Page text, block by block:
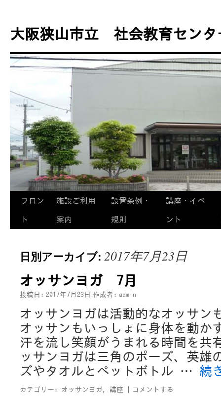
テ
ン
へ
ス
プ
大阪狭山市立 社会教育センタ
フロン
ト
施設ご利用
案内
設置条例・
規則
講座・イベ
ント
日別アーカイブ: 2017年7月23日
オッサンヨガ 7月
投稿日: 2017年7月23日 作成者: admin
オッサンヨガは活動的なオッサン
オッサンもいっしょに身体を動か
汗を流し笑顔がうまれる時間を共
ッサンヨガは三角のポーズ、英雄
ズやタオルとペットボトル … 続
カテゴリー: オッサンヨガ, 講座 コメントする